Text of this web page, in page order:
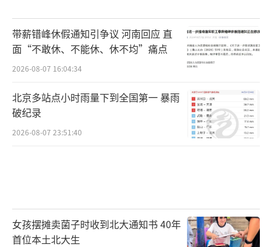
带薪错峰休假通知引争议 河南回应 直
面“不敢休、不能休、休不均”痛点
2026-08-07 16:04:34
北京多站点小时雨量下到全国第一 暴雨
破纪录
2026-08-07 23:51:40
女孩摆摊卖菌子时收到北大通知书 40年
首位本土北大生